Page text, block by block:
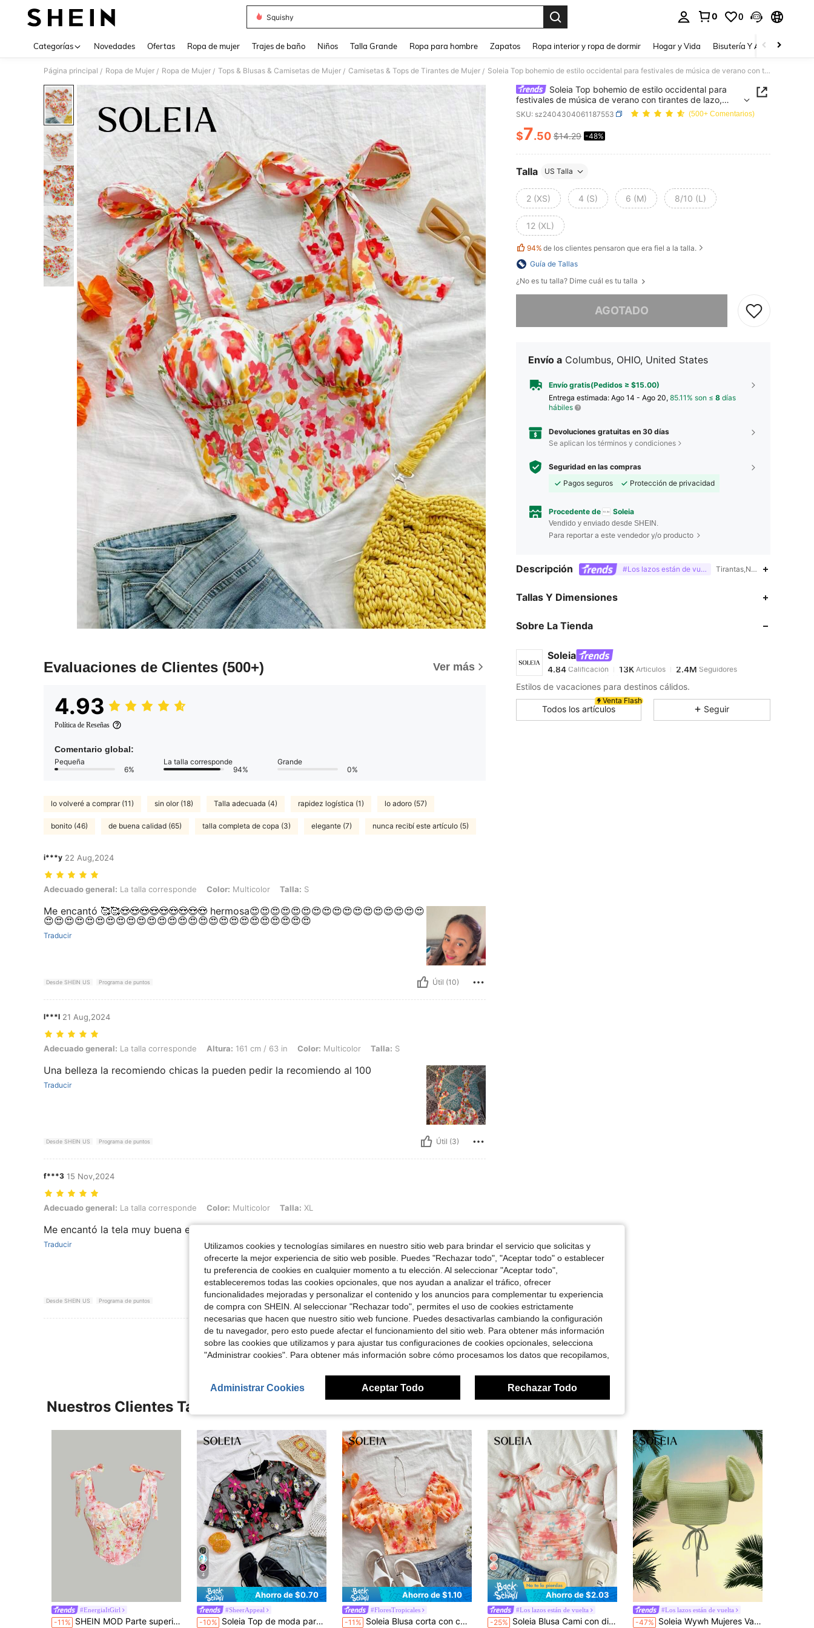
Squishy
0 0
Categorías Novedades Ofertas Ropa de mujer Trajes de baño Niños Talla Grande Ropa para hombre Zapatos Ropa interior y ropa de dormir Hogar y Vida Bisutería Y Accesorios
Página principal / Ropa de Mujer / Ropa de Mujer / Tops & Blusas & Camisetas de Mujer / Camisetas & Tops de Tirantes de Mujer / Soleia Top bohemio de estilo occidental para festivales de música de verano con tirantes de lazo, estampado floral acuarela y teñido anudado
Evaluaciones de Clientes (500+) Ver más
4.93
Política de Reseñas
Comentario global:
Pequeña
6%
La talla corresponde
94%
Grande
0%
lo volveré a comprar (11) sin olor (18) Talla adecuada (4) rapidez logística (1) lo adoro (57)
bonito (46) de buena calidad (65) talla completa de copa (3) elegante (7) nunca recibí este artículo (5)
i***y 22 Aug,2024
Adecuado general: La talla corresponde, Color: Multicolor, Talla: S
Adecuado general: La talla corresponde Color: Multicolor Talla: S
Me encantó 🥰🥰😍😍😍😍😍😍😍😍😍 hermosa😍😍😍😍😍😍😍😍😍😍😍😍😍😍😍😍😍
😍😍😍😍😍😍😍😍😍😍😍😍😍😍😍😍😍😍😍😍😍😍😍😍😍😍
Traducir
Desde SHEIN US Programa de puntos Útil (10)
l***l 21 Aug,2024
Adecuado general: La talla corresponde, Altura: 161 cm / 63 in, Color: Multicolor, Talla: S
Adecuado general: La talla corresponde Altura: 161 cm / 63 in Color: Multicolor Talla: S
Una belleza la recomiendo chicas la pueden pedir la recomiendo al 100
Traducir
Desde SHEIN US Programa de puntos Útil (3)
f***3 15 Nov,2024
Adecuado general: La talla corresponde, Color: Multicolor, Talla: XL
Adecuado general: La talla corresponde Color: Multicolor Talla: XL
Me encantó la tela muy buena el color igual ala imagen
Traducir
Desde SHEIN US Programa de puntos
Ver Más Reseñas
Soleia Top bohemio de estilo occidental para
festivales de música de verano con tirantes de lazo,
estampado floral acuarela y teñido anudado
SKU: sz2404304061187553 (500+ Comentarios)
PRICE AND AVAILABILITY
$7.50 $14.29 -48%
Talla US Talla
2 (XS) 4 (S) 6 (M) 8/10 (L)
12 (XL)
94% de los clientes pensaron que era fiel a la talla.
Guía de Tallas
¿No es tu talla? Dime cuál es tu talla
AGOTADO
Lo sentimos, este producto está agotado.
Envío a Columbus, OHIO, United States
Envío gratis(Pedidos ≥ $15.00)
Entrega estimada: Ago 14 - Ago 20, 85.11% son ≤ 8 días
hábiles
Devoluciones gratuitas en 30 días
Se aplican los términos y condiciones
Seguridad en las compras
Pagos seguros
Protección de privacidad
Procedente de Soleia
Vendido y enviado desde SHEIN.
Para reportar a este vendedor y/o producto
Descripción #Los lazos están de vuelta
Tallas Y Dimensiones
Sobre La Tienda
Soleia
4.84
4.84 Calificación
l***epagó Hace 4 horas
4.84 13K 2.4M
Estilos de vacaciones para destinos cálidos.
Venta Flash
Todos los artículos Seguir
Nuestros Clientes También Vieron
#EnergiaItGirl
-11% SHEIN MOD Parte superior corta con estampado floral, tirantes nudosos, pañuelo de verano y dobladillo asimétrico
¡Casi agotado!
4
Ahorro de $0.70
#SheerAppeal
-10% Soleia Top de moda para mujer con bordado floral para vacaciones de verano
Ahorro de $1.10
#FloresTropicales
-11% Soleia Blusa corta con cuello de corazón, mangas abultadas y cintura recogida con estampado floral y recortes para vacaciones, Día de San Valentín, boda, verano para mujer
Ahorro de $2.03
#Los lazos están de vuelta
-25% Soleia Blusa Cami con diseño floral, tirantes con lazo y pliegues en el pecho
#Los lazos están de vuelta
-47% Soleia Wywh Mujeres Vacaciones Tope Recortado De Manga Hinchada, Con Cordones En La Espalda Y Textura, Perfecto Para Una Cita Por La Noche
Utilizamos cookies y tecnologías similares en nuestro sitio web para brindar el servicio que solicitas y
ofrecerte la mejor experiencia de sitio web posible. Puedes "Rechazar todo", "Aceptar todo" o establecer
tu preferencia de cookies en cualquier momento a tu elección. Al seleccionar "Aceptar todo",
estableceremos todas las cookies opcionales, que nos ayudan a analizar el tráfico, ofrecer
funcionalidades mejoradas y personalizar el contenido y los anuncios para complementar tu experiencia
de compra con SHEIN. Al seleccionar "Rechazar todo", permites el uso de cookies estrictamente
necesarias que hacen que nuestro sitio web funcione. Puedes desactivarlas cambiando la configuración
de tu navegador, pero esto puede afectar el funcionamiento del sitio web. Para obtener más información
sobre las cookies que utilizamos y para ajustar tus configuraciones de cookies opcionales, selecciona
"Administrar cookies". Para obtener más información sobre cómo procesamos los datos que recopilamos,
Administrar Cookies Aceptar Todo Rechazar Todo